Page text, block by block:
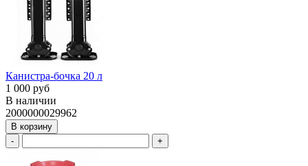
Канистра-бочка 20 л
1 000 руб
В наличии
2000000029962
В корзину
-
+